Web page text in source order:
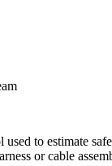
to estimate
or cable